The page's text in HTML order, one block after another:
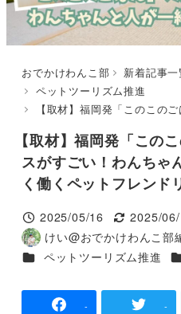
動
おでかけわんこ部 新着記事一
ペットツーリズム推進
【取材】福岡発「このこのごはん」の新オフィスがすごい！わ
【取材】福岡発「この
スがすごい！わんちゃ
く働くペットフレン
投稿日
2025/05/16
更新日
2025/
著
者
けい@おでかけわんこ部
カテゴリー
ペットツーリズム推進
- -